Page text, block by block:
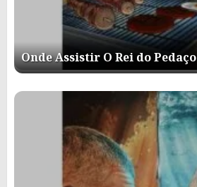
Onde Assistir O Rei do Pedaço